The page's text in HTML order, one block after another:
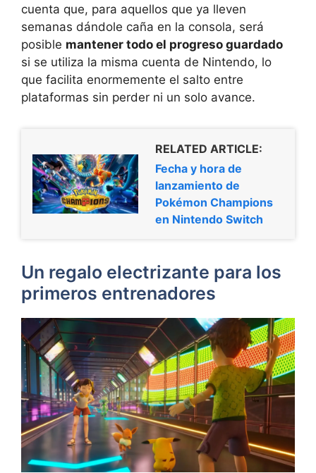
cuenta que, para aquellos que ya lleven
semanas dándole caña en la consola, será
posible mantener todo el progreso guardado
si se utiliza la misma cuenta de Nintendo, lo
que facilita enormemente el salto entre
plataformas sin perder ni un solo avance.
RELATED ARTICLE:
Fecha y hora de
lanzamiento de
Pokémon Champions
en Nintendo Switch
Un regalo electrizante para los
primeros entrenadores